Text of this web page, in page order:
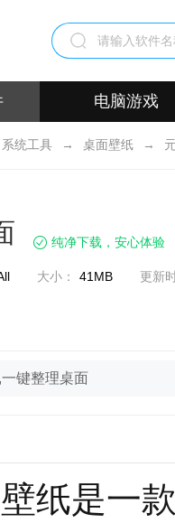
电脑游戏
系统工具 → 桌面壁纸 →
纯净下载，安心体验
大小： 41MB 更新
键整理桌面
壁纸是一